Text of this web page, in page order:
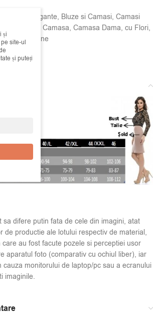
Bluze Elegante, Bluze si Camasi, Camasi
Camasa, Camasa Dama, cu Flori,
scurta, sebine
sa difere putin fata de cele din imagini, atat
de productie ale lotului respectiv de material,
au fost facute pozele si perceptiei usor
aparatul foto (comparativ cu ochiul liber), iar
cauza monitorului de laptop/pc sau a ecranului
imaginile.
și
site-ul
și puteți